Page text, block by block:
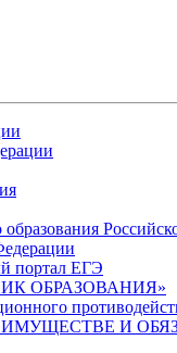
портал ЕГЭ
ОБРАЗОВАНИЯ»
И